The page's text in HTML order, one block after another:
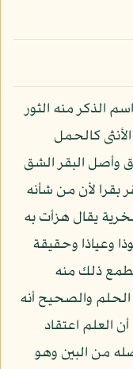
الذكر منه الثور
كالحمل
وأصل البقر الشق
بقرا لأن من شأنه
يقال هزأت به
وعياذا وحقيقة
ذلك منه
والصحيح أنه
العلم اعتقاد
من البين وهو